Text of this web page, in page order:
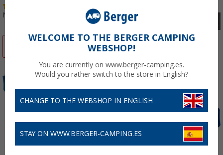
Nº de artículo 68967042
WELCOME TO THE BERGER CAMPING
WEBSHOP!
You are currently on www.berger-camping.es.
Would you rather switch to the store in English?
CHANGE TO THE WEBSHOP IN ENGLISH
STAY ON WWW.BERGER-CAMPING.ES